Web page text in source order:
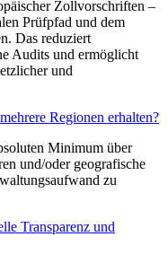
Zollvorschriften –
Prüfpfad und dem
Das reduziert
Audits und ermöglicht
und
Regionen erhalten?
Minimum über
und/oder geografische
zu
Transparenz und